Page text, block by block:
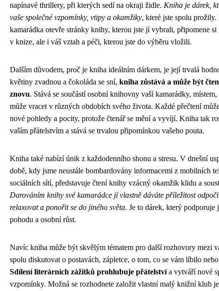
napínavé thrillery, při kterých sedí na okraji židle. Kniha je dárek,
vaše společné vzpomínky, vtipy a okamžiky, které jste spolu
kamarádka otevře stránky knihy, kterou jste jí vybrali, připomene si
v knize, ale i váš vztah a péči, kterou jste do výběru vložili.
Dalším důvodem, proč je kniha ideálním dárkem, je její trvalá
květiny zvadnou a čokoláda se sní, kniha zůstává a může být
znovu. Stává se součástí osobní knihovny vaší kamarádky, místem,
může vracet v různých obdobích svého života. Každé přečtení
nové pohledy a pocity, protože čtenář se mění a vyvíjí. Kniha tak
vaším přátelstvím a stává se trvalou připomínkou vašeho pouta.
Kniha také nabízí únik z každodenního shonu a stresu. V dnešní
době, kdy jsme neustále bombardovány informacemi z mobilních
sociálních sítí, představuje čtení knihy vzácný okamžik klidu a
Darováním knihy své kamarádce jí vlastně dáváte příležitost
relaxovat a ponořit se do jiného světa. Je to dárek, který podporuje
pohodu a osobní růst.
Navíc kniha může být skvělým tématem pro další rozhovory mezi
spolu diskutovat o postavách, zápletce, o tom, co se vám líbilo
Sdílení literárních zážitků prohlubuje přátelstvía vytváří nové
vzpomínky. Možná se rozhodnete založit vlastní malý knižní klub